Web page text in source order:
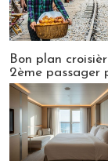
Bon plan
2ème passager